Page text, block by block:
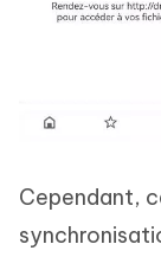
Cependant,